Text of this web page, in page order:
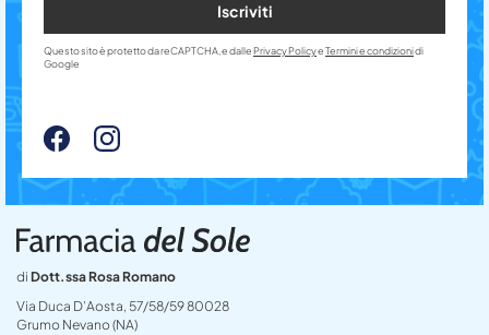
di Dott.ssa Rosa Romano
Via Duca D’Aosta, 57/58/59 80028
Grumo Nevano (NA)
Iscriviti
Questo sito è protetto da reCAPTCHA, e dalle Privacy PolicyeTermini e condizionidi
Google